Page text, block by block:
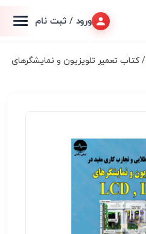
ورود / ثبت نام
/ کتاب تعمیر تلویزیون و نمایشگرهای